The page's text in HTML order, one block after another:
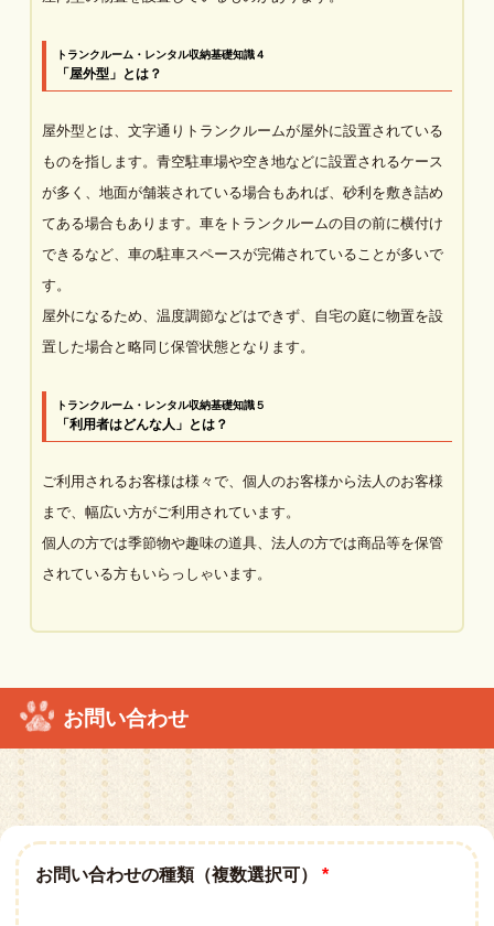
トランクルーム・レンタル収納基礎知識４
「屋外型」とは？
屋外型とは、文字通りトランクルームが屋外に設置されている
ものを指します。青空駐車場や空き地などに設置されるケース
が多く、地面が舗装されている場合もあれば、砂利を敷き詰め
てある場合もあります。車をトランクルームの目の前に横付け
できるなど、車の駐車スペースが完備されていることが多いで
す。
屋外になるため、温度調節などはできず、自宅の庭に物置を設
置した場合と略同じ保管状態となります。
トランクルーム・レンタル収納基礎知識５
「利用者はどんな人」とは？
ご利用されるお客様は様々で、個人のお客様から法人のお客様
まで、幅広い方がご利用されています。
個人の方では季節物や趣味の道具、法人の方では商品等を保管
されている方もいらっしゃいます。
お問い合わせ
お問い合わせの種類（複数選択可） *